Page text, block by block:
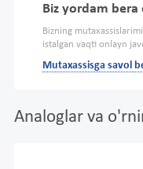
Biz yordam
Bizning
istalgan vaqti onlayn
Mutaxassisga savol
Analoglar va